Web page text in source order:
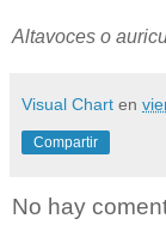
Altavoces o
Visual Chart en
Compartir
No hay